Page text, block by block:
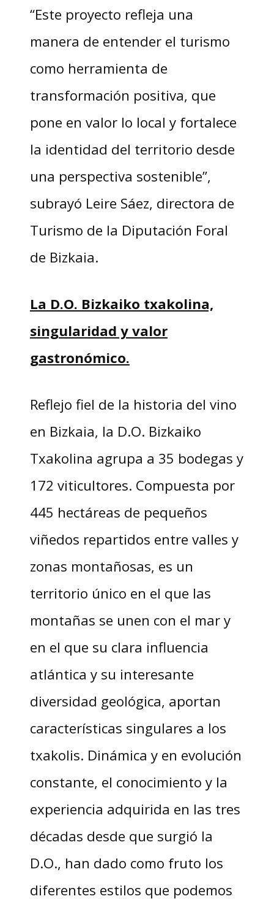
“Este proyecto refleja una
manera de entender el turismo
como herramienta de
transformación positiva, que
pone en valor lo local y fortalece
la identidad del territorio desde
una perspectiva sostenible”,
subrayó Leire Sáez, directora de
Turismo de la Diputación Foral
de Bizkaia.
La D.O. Bizkaiko txakolina,
singularidad y valor
gastronómico.
Reflejo fiel de la historia del vino
en Bizkaia, la D.O. Bizkaiko
Txakolina agrupa a 35 bodegas y
172 viticultores. Compuesta por
445 hectáreas de pequeños
viñedos repartidos entre valles y
zonas montañosas, es un
territorio único en el que las
montañas se unen con el mar y
en el que su clara influencia
atlántica y su interesante
diversidad geológica, aportan
características singulares a los
txakolis. Dinámica y en evolución
constante, el conocimiento y la
experiencia adquirida en las tres
décadas desde que surgió la
D.O., han dado como fruto los
diferentes estilos que podemos